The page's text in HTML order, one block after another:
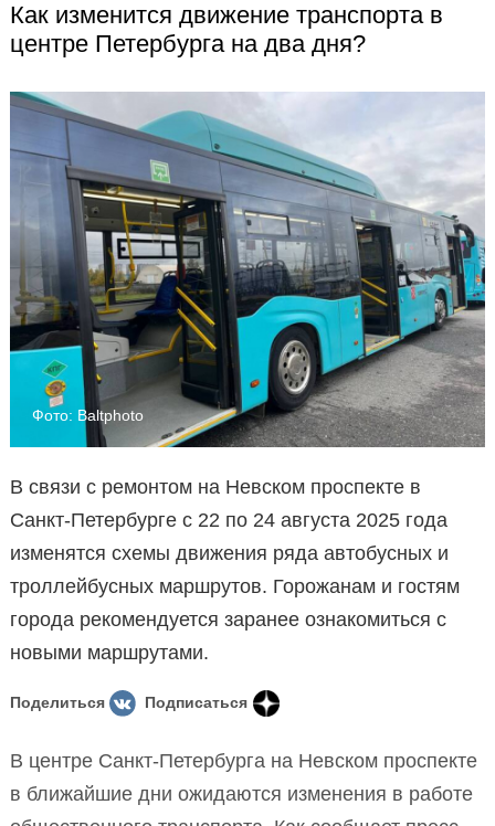
Как изменится движение транспорта в
центре Петербурга на два дня?
Фото: Baltphoto
В связи с ремонтом на Невском проспекте в
Санкт-Петербурге с 22 по 24 августа 2025 года
изменятся схемы движения ряда автобусных и
троллейбусных маршрутов. Горожанам и гостям
города рекомендуется заранее ознакомиться с
новыми маршрутами.
Поделиться Подписаться
В центре Санкт-Петербурга на Невском проспекте
в ближайшие дни ожидаются изменения в работе